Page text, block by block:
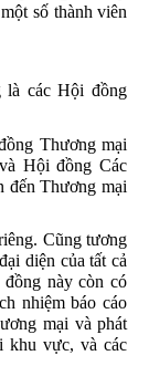
một số thành viên
là các Hội đồng
Thươngmại
và Hội đồng Các
đến Thươngmại
. Cũng tương
đại diện của tất cả
đồng này còn có
nhiệm báo cáo
mại và phát
khu vực, và các